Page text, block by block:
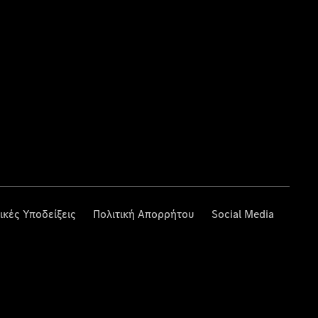
Υποδείξεις Πολιτική Απορρήτου Social Media